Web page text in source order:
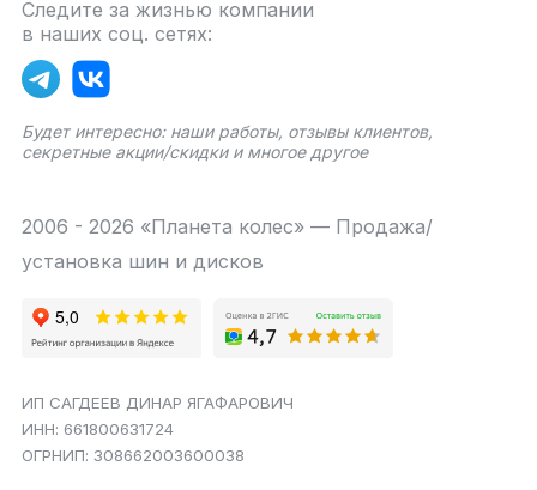
Следите за жизнью компании
в наших соц. сетях:
Будет интересно: наши работы, отзывы клиентов,
секретные акции/скидки и многое другое
2006 - 2026 «Планета колес» — Продажа/
установка шин и дисков
ИП САГДЕЕВ ДИНАР ЯГАФАРОВИЧ
ИНН: 661800631724
ОГРНИП: 308662003600038